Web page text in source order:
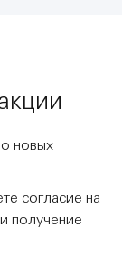
новых
согласие на
получение